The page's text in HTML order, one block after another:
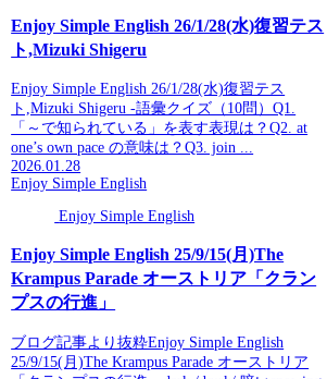
Enjoy Simple English 26/1/28(水)復習テス
ト,Mizuki Shigeru
Enjoy Simple English 26/1/28(水)復習テス
ト,Mizuki Shigeru -語彙クイズ（10問）Q1.
「～で知られている」を表す表現は？Q2. at
one’s own pace の意味は？Q3. join ...
2026.01.28
Enjoy Simple English
Enjoy Simple English
Enjoy Simple English 25/9/15(月)The
Krampus Parade オーストリア「クラン
プスの行進」
ブログ記事より抜粋Enjoy Simple English
25/9/15(月)The Krampus Parade オーストリア